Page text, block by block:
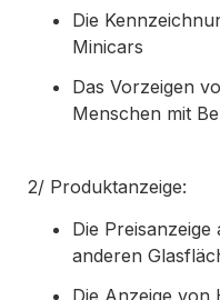
Die
Minicars
Das Vorzeigen
Menschen mit
2/ Produktanzeige:
Die
anderen
Die Anzeige von